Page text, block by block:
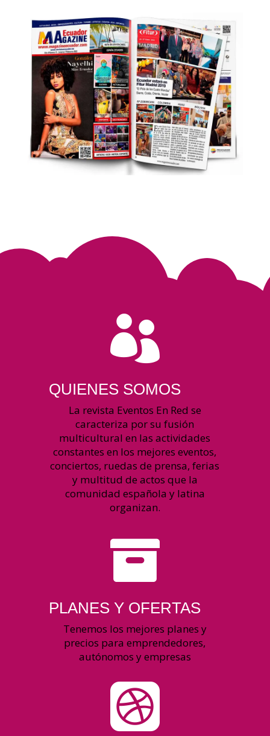

QUIENES SOMOS
La revista Eventos En Red se
caracteriza por su fusión
multicultural en las actividades
constantes en los mejores eventos,
conciertos, ruedas de prensa, ferias
y multitud de actos que la
comunidad española y latina
organizan.

PLANES Y OFERTAS
Tenemos los mejores planes y
precios para emprendedores,
autónomos y empresas
